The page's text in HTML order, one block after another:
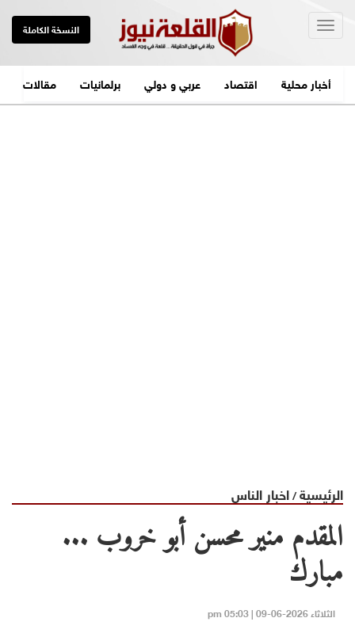
النسخة الكاملة
أخبار محلية اقتصاد عربي و دولي برلمانيات مقالات
الرئيسية/اخبار الناس
المقدم منير محسن أبو خروب ...
مبارك
الثلاثاء 2026-06-09 | 05:03 pm